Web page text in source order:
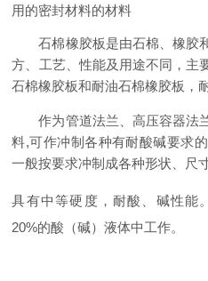
用的密封材料的材料
石棉橡胶板是由石棉 橡胶
方、工艺、性能及用途不同，主
石棉橡胶板和耐油石棉橡胶板 ，
作为管道法兰、高压容器法
料,可作冲制各种有耐酸碱要求
一般按要求冲制成各种形状、尺
具有中等硬度，耐酸、碱性能
20%的酸（碱）液体中工作。